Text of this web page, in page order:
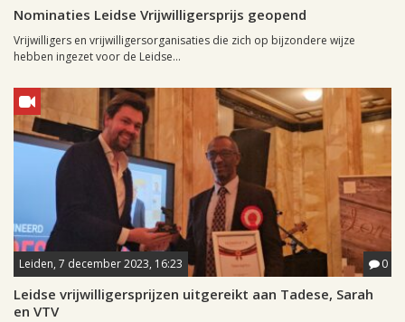
Nominaties Leidse Vrijwilligersprijs geopend
Vrijwilligers en vrijwilligersorganisaties die zich op bijzondere wijze
hebben ingezet voor de Leidse...
Leiden, 7 december 2023, 16:23 0
Leidse vrijwilligersprijzen uitgereikt aan Tadese, Sarah
en VTV